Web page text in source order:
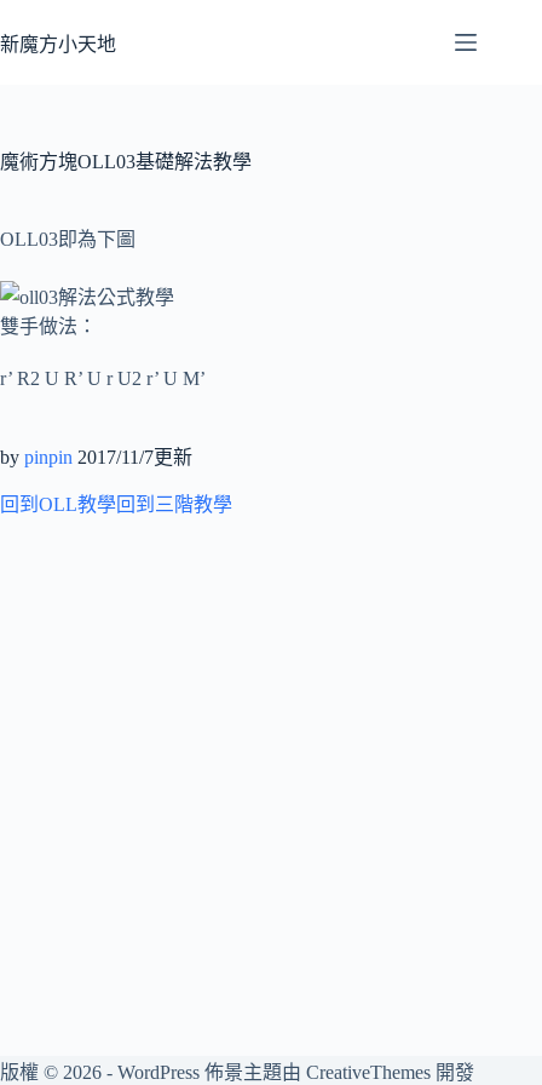
至
容
新魔方小天地
魔術方塊OLL03基礎解法教學
OLL03即為下圖
雙手做法：
r’ R2 U R’ U r U2 r’ U M’
by pinpin 2017/11/7更新
回到OLL教學回到三階教學
版權 © 2026 - WordPress 佈景主題由 CreativeThemes 開發